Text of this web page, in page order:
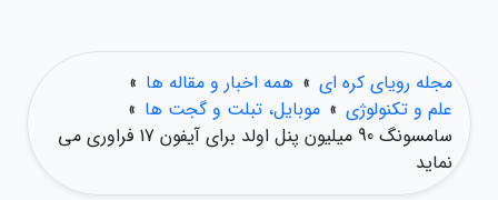
مجله رویای کره ای » همه اخبار و مقاله ها »
علم و تکنولوژی » موبایل، تبلت و گجت ها »
سامسونگ 90 میلیون پنل اولد برای آیفون 17 فراوری می
نماید